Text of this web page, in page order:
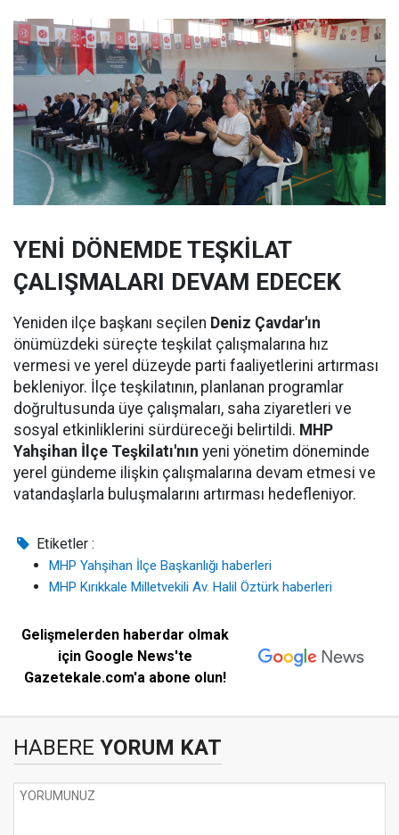
YENİ DÖNEMDE TEŞKİLAT
ÇALIŞMALARI DEVAM EDECEK
Yeniden ilçe başkanı seçilen Deniz Çavdar'ın
önümüzdeki süreçte teşkilat çalışmalarına hız
vermesi ve yerel düzeyde parti faaliyetlerini artırması
bekleniyor. İlçe teşkilatının, planlanan programlar
doğrultusunda üye çalışmaları, saha ziyaretleri ve
sosyal etkinliklerini sürdüreceği belirtildi. MHP
Yahşihan İlçe Teşkilatı'nın yeni yönetim döneminde
yerel gündeme ilişkin çalışmalarına devam etmesi ve
vatandaşlarla buluşmalarını artırması hedefleniyor.
Etiketler :
MHP Yahşihan İlçe Başkanlığı haberleri
MHP Kırıkkale Milletvekili Av. Halil Öztürk haberleri
Gelişmelerden haberdar olmak
için Google News'te
Gazetekale.com'a abone olun!
HABERE YORUM KAT